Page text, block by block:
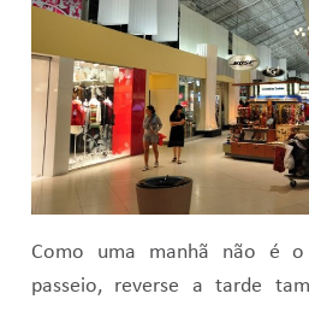
Como uma manhã não é o
passeio, reverse a tarde